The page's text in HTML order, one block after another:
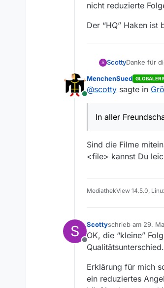
nicht reduzierte
Der “HQ” Haken ist
S ScottyDanke für
Hatte den
“normale”
MB. Man
Der “HQ”
Online
MenchenSued GLOBALER
@scotty sagte in
In aller
Sind die Filme
<file> kannst Du
MediathekView 14.5.0,
S
Offline
Scottyschrieb am 29.
zuletzt editiert von
OK, die “kleine”
Erklärung für mich
ein reduziertes